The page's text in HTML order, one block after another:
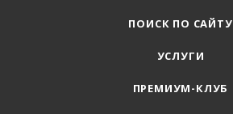
ПОИСК ПО САЙТУ
УСЛУГИ
ПРЕМИУМ-КЛУБ